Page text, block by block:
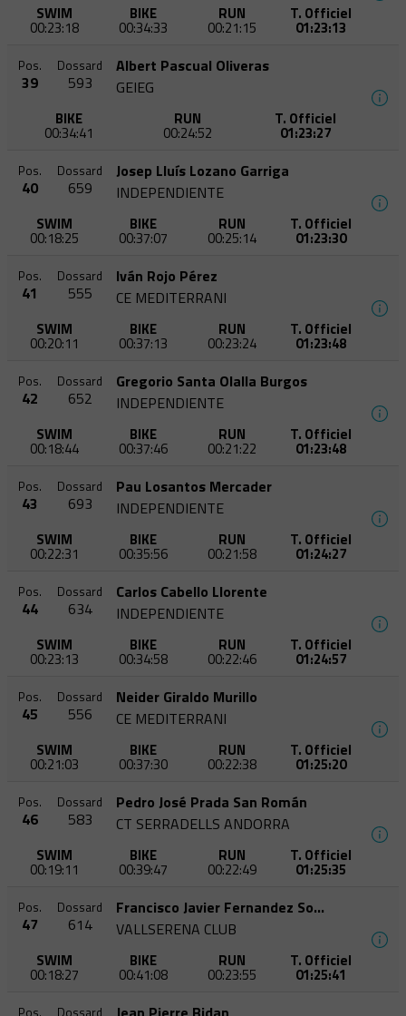
SWIM
00:23:18
BIKE
00:34:33
RUN
00:21:15
T. Officiel
01:23:13
Pos.
39
Dossard
593
Albert Pascual Oliveras
GEIEG
BIKE
00:34:41
RUN
00:24:52
T. Officiel
01:23:27
Pos.
40
Dossard
659
Josep Lluís Lozano Garriga
INDEPENDIENTE
SWIM
00:18:25
BIKE
00:37:07
RUN
00:25:14
T. Officiel
01:23:30
Pos.
41
Dossard
555
Iván Rojo Pérez
CE MEDITERRANI
SWIM
00:20:11
BIKE
00:37:13
RUN
00:23:24
T. Officiel
01:23:48
Pos.
42
Dossard
652
Gregorio Santa Olalla Burgos
INDEPENDIENTE
SWIM
00:18:44
BIKE
00:37:46
RUN
00:21:22
T. Officiel
01:23:48
Pos.
43
Dossard
693
Pau Losantos Mercader
INDEPENDIENTE
SWIM
00:22:31
BIKE
00:35:56
RUN
00:21:58
T. Officiel
01:24:27
Pos.
44
Dossard
634
Carlos Cabello Llorente
INDEPENDIENTE
SWIM
00:23:13
BIKE
00:34:58
RUN
00:22:46
T. Officiel
01:24:57
Pos.
45
Dossard
556
Neider Giraldo Murillo
CE MEDITERRANI
SWIM
00:21:03
BIKE
00:37:30
RUN
00:22:38
T. Officiel
01:25:20
Pos.
46
Dossard
583
Pedro José Prada San Román
CT SERRADELLS ANDORRA
SWIM
00:19:11
BIKE
00:39:47
RUN
00:22:49
T. Officiel
01:25:35
Pos.
47
Dossard
614
Francisco Javier Fernandez Soriano
VALLSERENA CLUB
SWIM
00:18:27
BIKE
00:41:08
RUN
00:23:55
T. Officiel
01:25:41
Pos. Dossard